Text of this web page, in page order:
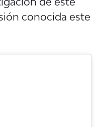
conocida este